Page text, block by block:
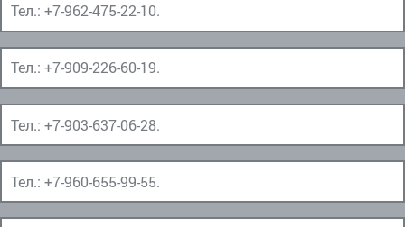
Тел.: +7-962-475-22-10.
Тел.: +7-909-226-60-19.
Тел.: +7-903-637-06-28.
Тел.: +7-960-655-99-55.